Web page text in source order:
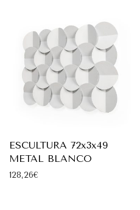
ESCULTURA 72x3x49
METAL BLANCO
128,26€